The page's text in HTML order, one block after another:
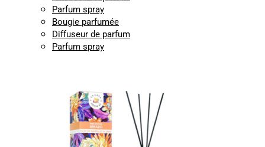
Parfum spray
Bougie parfumée
Diffuseur de parfum
Parfum spray